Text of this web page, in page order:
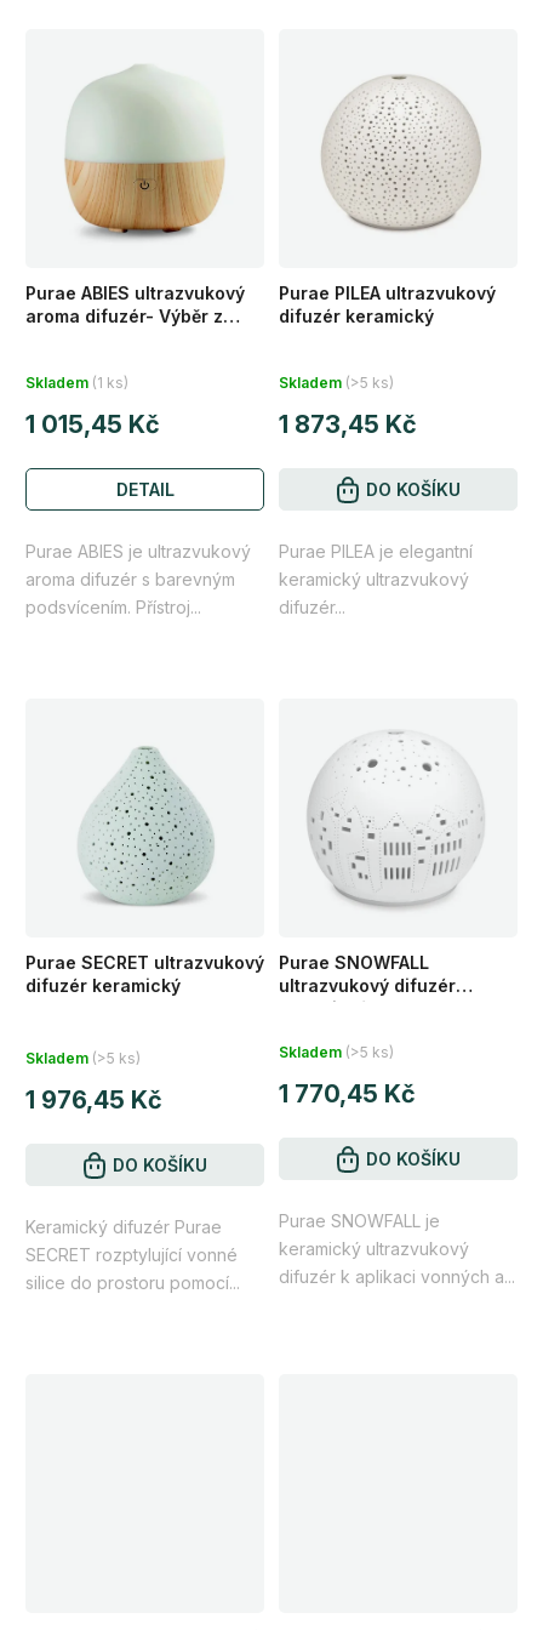
Purae ABIES ultrazvukový
aroma difuzér- Výběr z
hodnocení
produktu
5
hvězdiček.
Skladem (1 ks)
1 015,45 Kč
DETAIL
Purae ABIES je ultrazvukový
aroma difuzér s barevným
podsvícením. Přístroj...
Purae PILEA ultrazvukový
difuzér keramický
hodnocení
produktu
5
hvězdiček.
Skladem (>5 ks)
1 873,45 Kč
DO KOŠÍKU
Purae PILEA je elegantní
keramický ultrazvukový
difuzér...
Purae SECRET ultrazvukový
difuzér keramický
Skladem (>5 ks)
1 976,45 Kč
DO KOŠÍKU
Keramický difuzér Purae
SECRET rozptylující vonné
silice do prostoru pomocí...
Purae SNOWFALL
ultrazvukový difuzér
keramický
hodnocení
produktu
5
hvězdiček.
Skladem (>5 ks)
1 770,45 Kč
DO KOŠÍKU
Purae SNOWFALL je
keramický ultrazvukový
difuzér k aplikaci vonných a...